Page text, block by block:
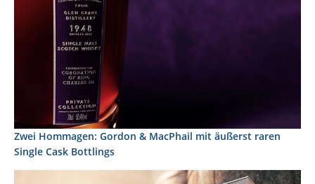
Zwei Hommagen: Gordon & MacPhail mit äußerst raren
Single Cask Bottlings